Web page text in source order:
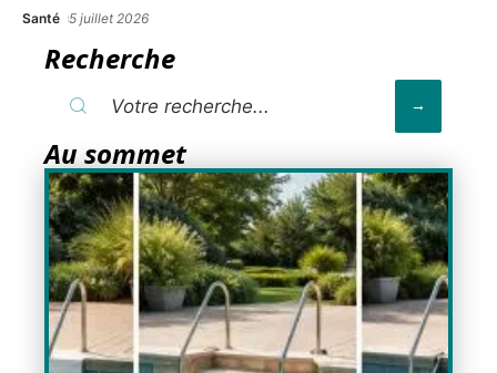
Santé 5 juillet 2026
Recherche
Au sommet